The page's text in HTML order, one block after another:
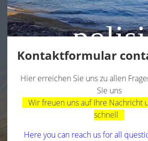
polisi
Kontakt Contact
Impressum
Kontaktformular
Hier erreichen Sie uns zu allen
Sie uns
Wir freuen uns auf Ihre Nachricht
schnell
Here you can reach us for all